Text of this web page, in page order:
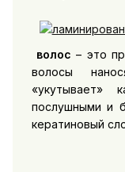
волос – это
волосы
«укутывает»
послушными и
кератиновый